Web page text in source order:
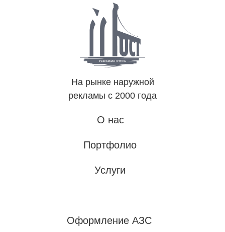
На рынке наружной
рекламы с 2000 года
О нас
Услуги
Портфолио
Оформление АЗС